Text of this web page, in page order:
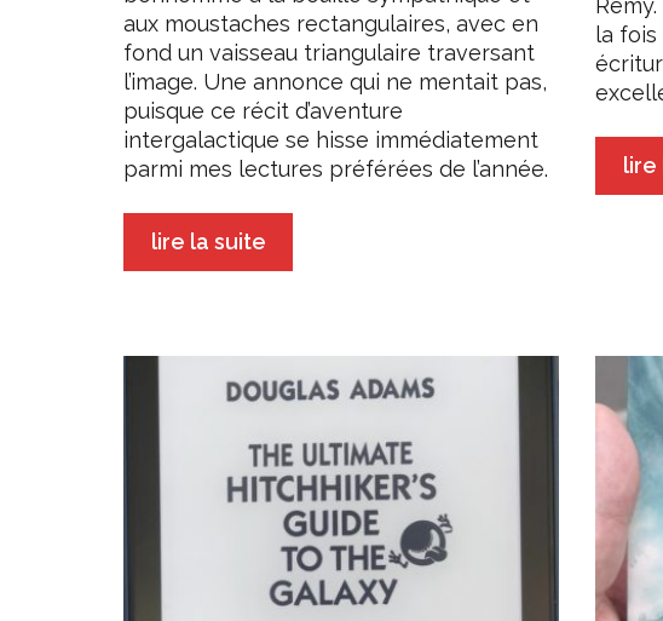
aux moustaches rectangulaires, avec en
fond un vaisseau triangulaire traversant
l’image. Une annonce qui ne mentait pas,
puisque ce récit d’aventure
intergalactique se hisse immédiatement
parmi mes lectures préférées de l’année.
lire la suite
la
lire